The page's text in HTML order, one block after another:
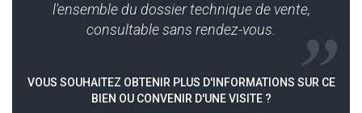
l'ensemble du dossier technique de vente,
consultable sans rendez-vous.
VOUS SOUHAITEZ OBTENIR PLUS D'INFORMATIONS SUR CE
BIEN OU CONVENIR D'UNE VISITE ?